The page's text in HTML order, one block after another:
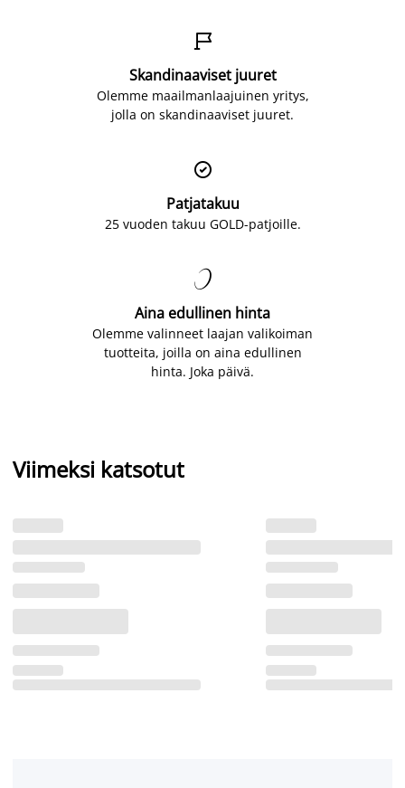

Skandinaaviset juuret
Olemme maailmanlaajuinen yritys,
jolla on skandinaaviset juuret.

Patjatakuu
25 vuoden takuu GOLD-patjoille.

Aina edullinen hinta
Olemme valinneet laajan valikoiman
tuotteita, joilla on aina edullinen
hinta. Joka päivä.
Viimeksi katsotut